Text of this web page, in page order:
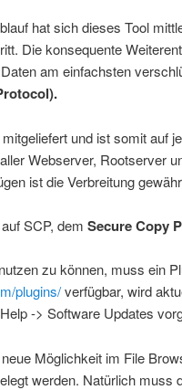
hat sich dieses Tool
Die konsequente
am einfachsten
).
und ist somit auf
Webserver, Rootserver
ist die Verbreitung
SCP, dem Secure Copy
zu können, muss ein
plugins/verfügbar, wird
-> Software Updates
Möglichkeit im File
werden. Natürlich